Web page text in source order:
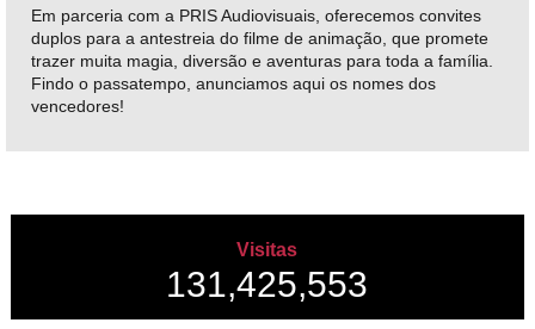
Em parceria com a PRIS Audiovisuais, oferecemos convites
duplos para a antestreia do filme de animação, que promete
trazer muita magia, diversão e aventuras para toda a família.
Findo o passatempo, anunciamos aqui os nomes dos
vencedores!
Visitas
131,425,553